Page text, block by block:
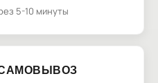
5-10 минуты